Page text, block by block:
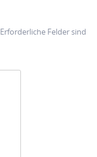
Erforderliche Felder sind